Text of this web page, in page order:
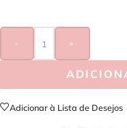
- +
Adicionar à Lista de Desejos